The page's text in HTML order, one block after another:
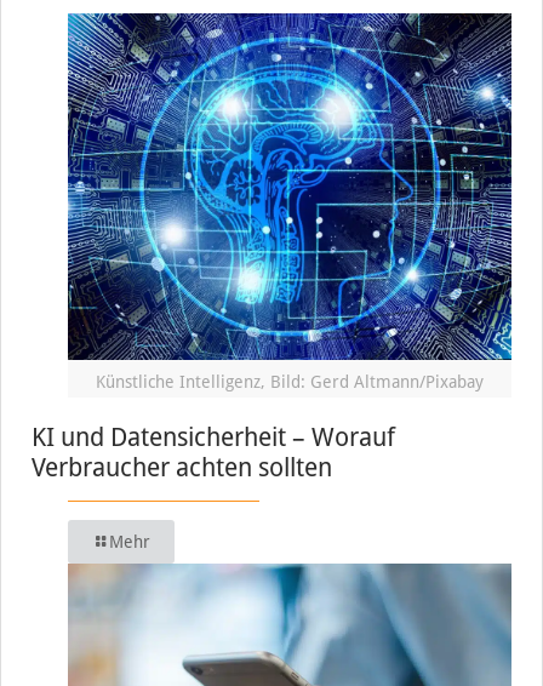
Künstliche Intelligenz, Bild: Gerd Altmann/Pixabay
KI und Datensicherheit – Worauf
Verbraucher achten sollten
Mehr